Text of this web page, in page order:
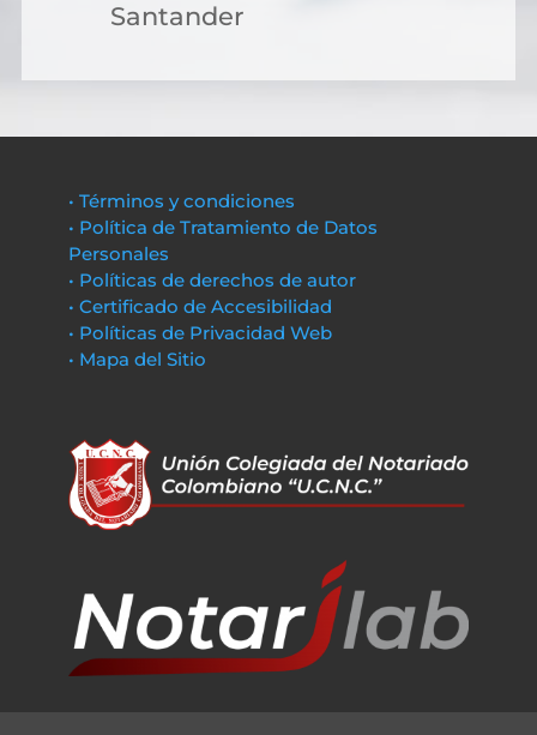
Santander
• Términos y condiciones
• Política de Tratamiento de Datos
Personales
• Políticas de derechos de autor
• Certificado de Accesibilidad
• Políticas de Privacidad Web
• Mapa del Sitio